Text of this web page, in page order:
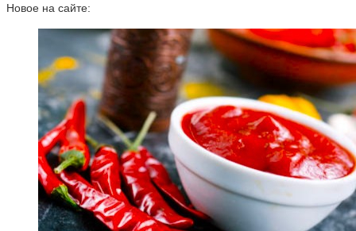
Новое на сайте: